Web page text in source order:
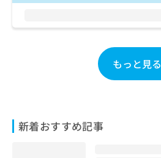
もっと見る
新着おすすめ記事
い
ら